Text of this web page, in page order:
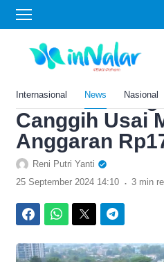
Internasional News Nasional
Home›News
Beres!
Universitas
Jakarta
Canggih Usai
Anggaran
Reni Putri Yanti
25 September 2024 14:10 . 3 min